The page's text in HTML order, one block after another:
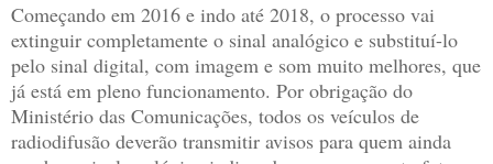
Começando em 2016 e indo até 2018, o processo vai
extinguir completamente o sinal analógico e substituí-lo
pelo sinal digital, com imagem e som muito melhores, que
já está em pleno funcionamento. Por obrigação do
Ministério das Comunicações, todos os veículos de
radiodifusão deverão transmitir avisos para quem ainda